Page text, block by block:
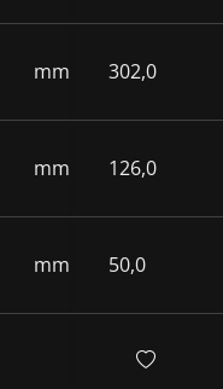
mm 302,0
mm 126,0
mm 50,0